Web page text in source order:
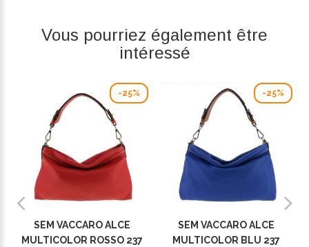
Vous pourriez également être
intéressé
-25%
SEM VACCARO ALCE
MULTICOLOR ROSSO 237
-25%
SEM VACCARO ALCE
MULTICOLOR BLU 237